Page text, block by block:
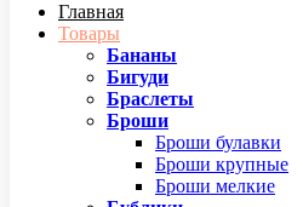
Главная
Товары
Бананы
Бигуди
Браслеты
Броши
Броши булавки
Броши крупные
Броши мелкие